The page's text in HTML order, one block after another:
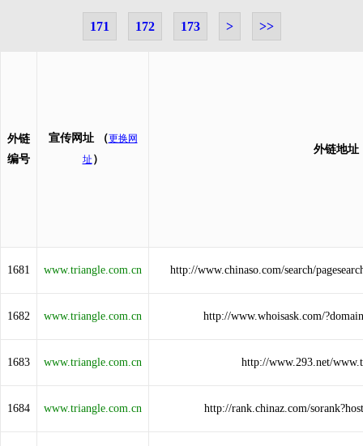
171 172 173 > >>
外链
编号
宣传网址 （更换网
址 ）
外链地址
1681 www.triangle.com.cn http://www.chinaso.com/search/
1682 www.triangle.com.cn http://www.whoisask.com/
1683 www.triangle.com.cn http://www.293.net/
1684 www.triangle.com.cn http://rank.chinaz.com/